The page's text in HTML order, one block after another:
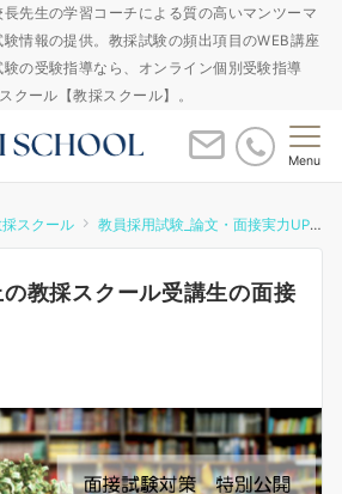
先生の学習コーチによる質の高いマンツーマ
情報の提供。教採試験の頻出項目のWEB講座
の受験指導なら、オンライン個別受験指導
クール【教採スクール】。
Menu
スクール 教員採用試験_論文・面接実力UPゼミ
教採スクール受講生の面接